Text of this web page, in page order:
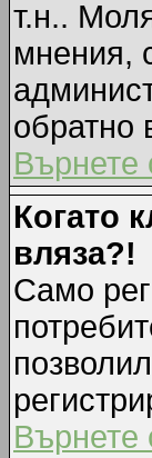
т.н..
мнения,
обратно
Върнете
Когато
вляза?!
Само
Върнете